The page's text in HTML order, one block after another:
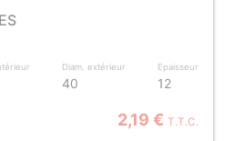
Diam. extérieur
40
Epaisseur
12
2,19 € T.T.C.